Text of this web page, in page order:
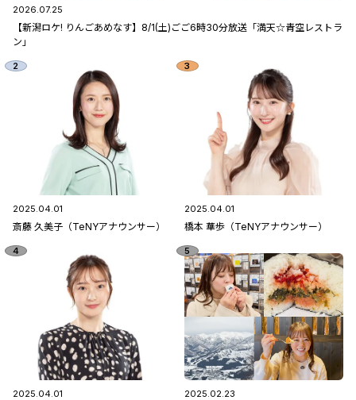
2026.07.25
【新潟ロケ! りんごあめなす】8/1(土)ごご6時30分放送「満天☆青空レストラ
ン」
2025.04.01
斎藤 久美子（TeNYアナウンサー）
2025.04.01
橋本 華歩（TeNYアナウンサー）
2025.04.01 2025.02.23